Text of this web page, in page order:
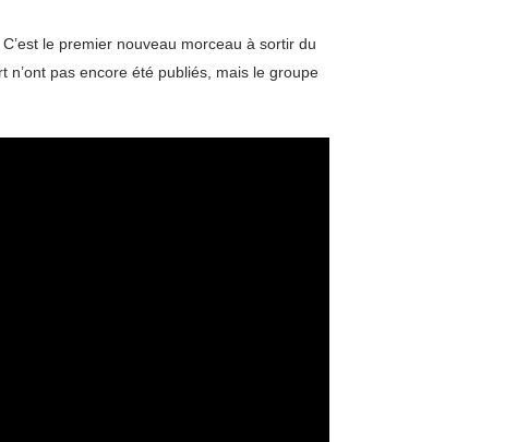
. C’est le premier nouveau morceau à sortir du
n’ont pas encore été publiés, mais le groupe